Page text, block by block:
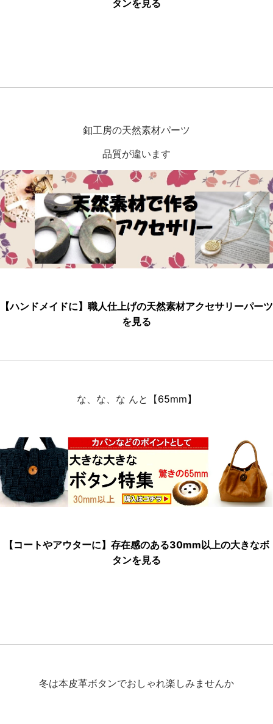
タンを見る
釦工房の天然素材パーツ
品質が違います
【ハンドメイドに】職人仕上げの天然素材アクセサリーパーツ
を見る
な、な、な んと【65mm】
【コートやアウターに】存在感のある30mm以上の大きなボ
タンを見る
冬は本皮革ボタンでおしゃれ楽しみませんか